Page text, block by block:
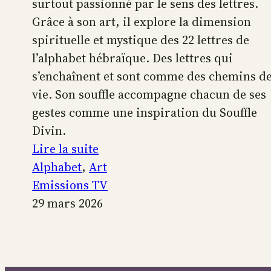
surtout passionné par le sens des lettres.
Grâce à son art, il explore la dimension
spirituelle et mystique des 22 lettres de
l’alphabet hébraïque. Des lettres qui
s’enchaînent et sont comme des chemins
vie. Son souffle accompagne chacun de ses
gestes comme une inspiration du Souffle
Divin.
Lire la suite
L’alphabet
sacré
Alphabet, Art
Emissions TV
29 mars 2026